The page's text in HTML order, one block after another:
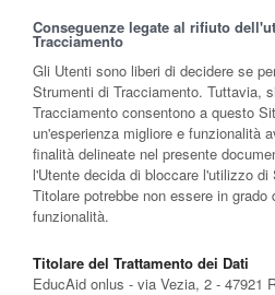
Conseguenze legate al rifiuto
Tracciamento
Gli Utenti sono liberi di decidere se
Strumenti di Tracciamento. Tuttavia,
Tracciamento consentono a questo
un'esperienza migliore e funzionalità
finalità delineate nel presente
l'Utente decida di bloccare l'utilizzo
Titolare potrebbe non essere in grado
funzionalità.
Titolare del Trattamento dei Dati
EducAid onlus - via Vezia, 2 - 47921